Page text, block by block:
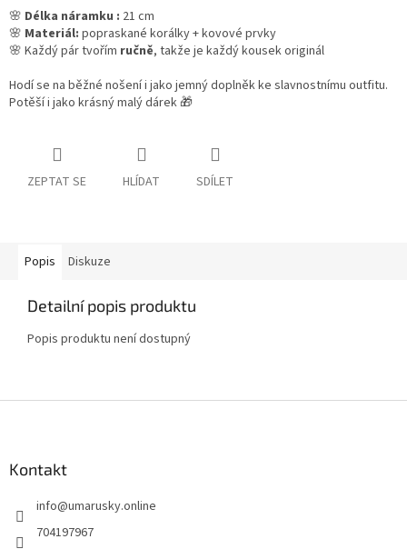
🌸 Délka náramku : 21 cm
🌸 Materiál: popraskané korálky + kovové prvky
🌸 Každý pár tvořím ručně, takže je každý kousek originál
Hodí se na běžné nošení i jako jemný doplněk ke slavnostnímu outfitu.
Potěší i jako krásný malý dárek 🎁
ZEPTAT SE HLÍDAT SDÍLET
Popis Diskuze
Detailní popis produktu
Popis produktu není dostupný
Kontakt
info@umarusky.online
704197967